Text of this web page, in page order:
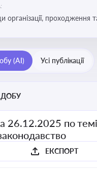
організації, проходження
у воєнний час
(AI) Усі публікації
ДОБУ
26.12.2025 по
ЕКСПОРТ